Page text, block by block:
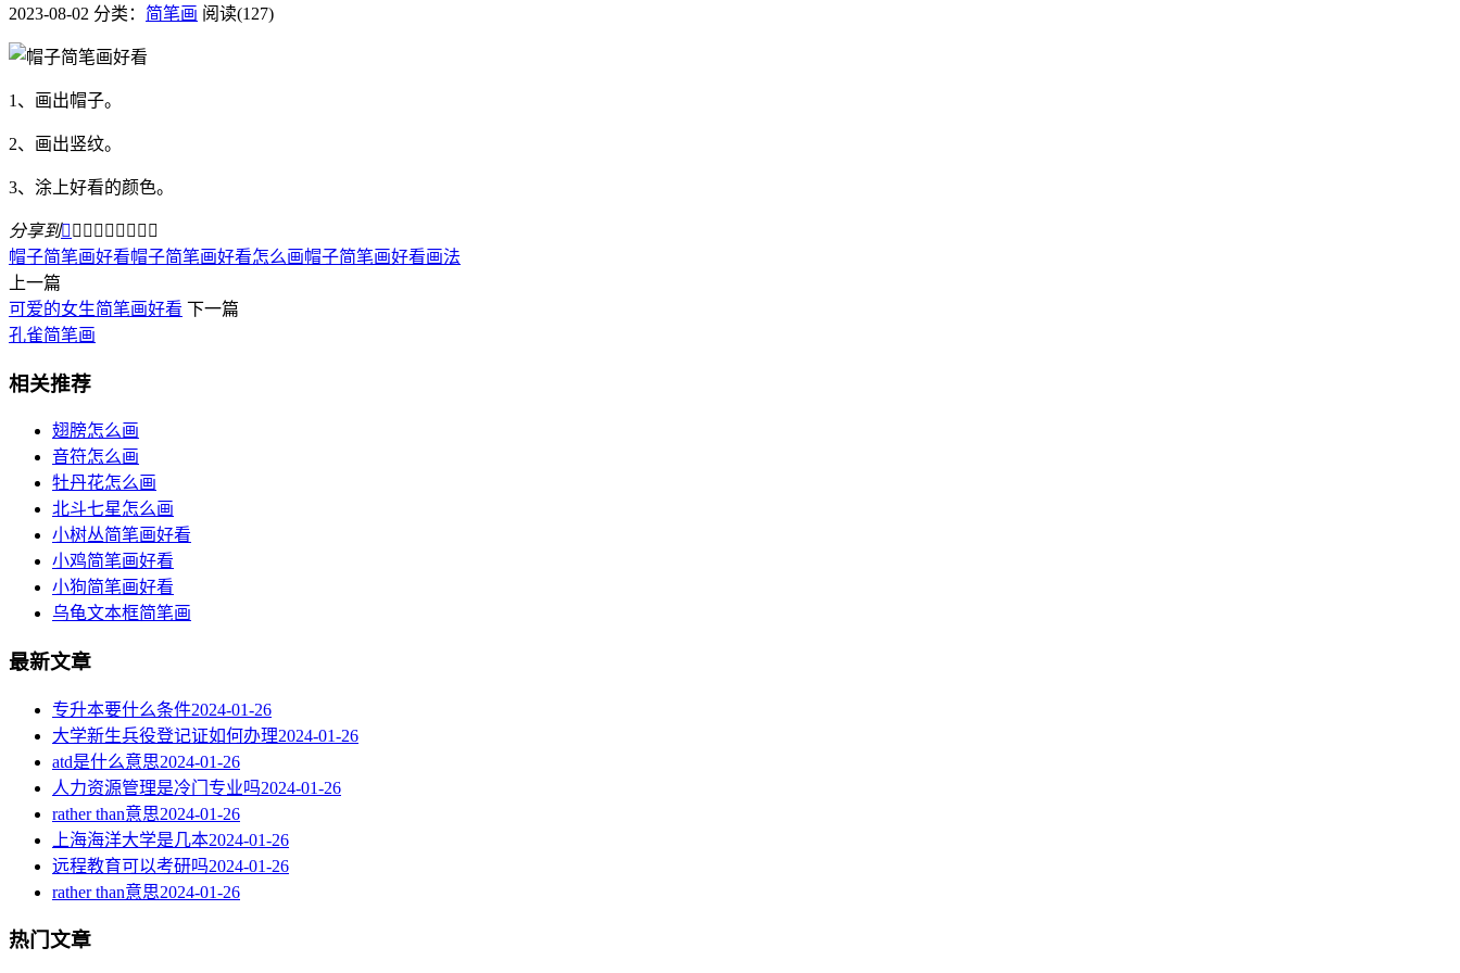
2023-08-02 分类： 简笔画 阅读(127)
1、画出帽子。
2、画出竖纹。
3、涂上好看的颜色。
分享到        
帽子简笔画好看帽子简笔画好看怎么画帽子简笔画好看画法
上一篇
可爱的女生简笔画好看 下一篇
孔雀简笔画
相关推荐
翅膀怎么画
音符怎么画
牡丹花怎么画
北斗七星怎么画
小树丛简笔画好看
小鸡简笔画好看
小狗简笔画好看
乌龟文本框简笔画
最新文章
专升本要什么条件2024-01-26
大学新生兵役登记证如何办理2024-01-26
atd是什么意思2024-01-26
人力资源管理是冷门专业吗2024-01-26
rather than意思2024-01-26
上海海洋大学是几本2024-01-26
远程教育可以考研吗2024-01-26
rather than意思2024-01-26
热门文章